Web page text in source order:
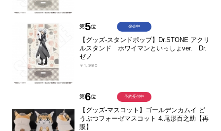
第5位
【グッズ-スタンドポップ】Dr.STONE アクリ
ルスタンド ホワイマンといっしょver. Dr.
ゼノ
￥1,980
発売中
第6位
【グッズ-マスコット】ゴールデンカムイ ど
うぶつフォーゼマスコット 4.尾形百之助【再
販】
予約受付中